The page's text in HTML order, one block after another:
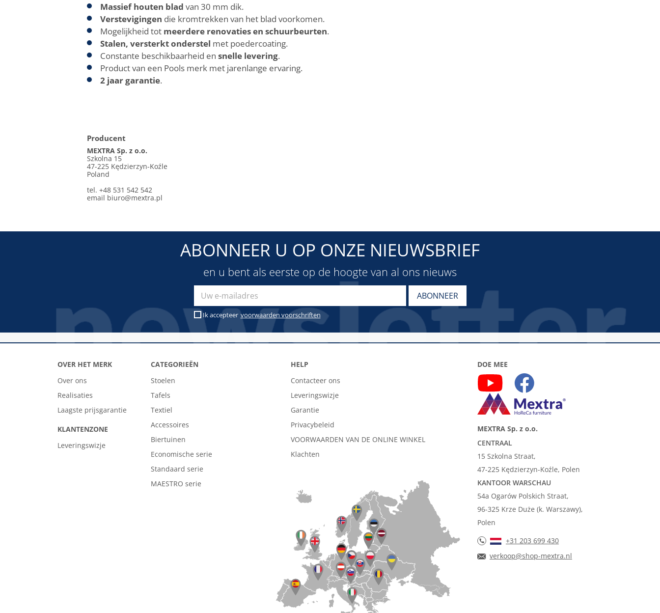
Massief houten blad van 30 mm dik.
Verstevigingen die kromtrekken van het blad voorkomen.
Mogelijkheid tot meerdere renovaties en schuurbeurten.
Stalen, versterkt onderstel met poedercoating.
Constante beschikbaarheid en snelle levering.
Product van een Pools merk met jarenlange ervaring.
2 jaar garantie.
Producent
MEXTRA Sp. z o.o.
Szkolna 15
47-225 Kędzierzyn-Koźle
Poland
tel. +48 531 542 542
email biuro@mextra.pl
ABONNEER U OP ONZE NIEUWSBRIEF
en u bent als eerste op de hoogte van al ons nieuws
Ik accepteer voorwaarden voorschriften
OVER HET MERK
Over ons
Realisaties
Laagste prijsgarantie
KLANTENZONE
Leveringswizje
CATEGORIEËN
Stoelen
Tafels
Textiel
Accessoires
Biertuinen
Economische serie
Standaard serie
MAESTRO serie
HELP
Contacteer ons
Leveringswizje
Garantie
Privacybeleid
VOORWAARDEN VAN DE ONLINE WINKEL
Klachten
DOE MEE
MEXTRA Sp. z o.o.
CENTRAAL
15 Szkolna Straat,
47-225 Kędzierzyn-Koźle, Polen
KANTOOR WARSCHAU
54a Ogarów Polskich Straat,
96-325 Krze Duże (k. Warszawy),
Polen
+31 203 699 430
verkoop@shop-mextra.nl